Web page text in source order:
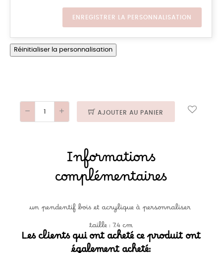
ENREGISTRER LA PERSONNALISATION
Réinitialiser la personnalisation
AJOUTER AU PANIER
Informations
complémentaires
un pendentif bois et acrylique à personnaliser
taille : 7.4 cm
Les clients qui ont acheté ce produit ont